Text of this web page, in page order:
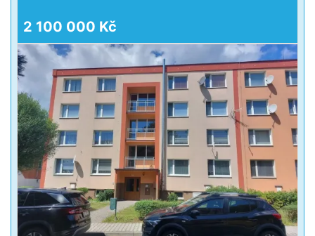
2 100 000 Kč